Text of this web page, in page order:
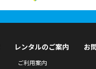
レンタルのご案内
ご利用案内
お